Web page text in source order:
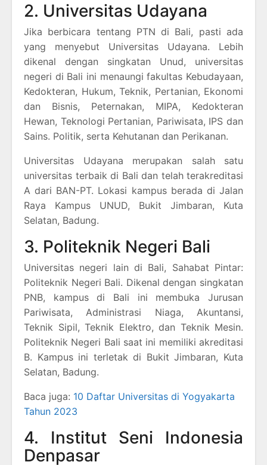
2. Universitas Udayana
Jika berbicara tentang PTN di Bali, pasti ada
yang menyebut Universitas Udayana. Lebih
dikenal dengan singkatan Unud, universitas
negeri di Bali ini menaungi fakultas Kebudayaan,
Kedokteran, Hukum, Teknik, Pertanian, Ekonomi
dan Bisnis, Peternakan, MIPA, Kedokteran
Hewan, Teknologi Pertanian, Pariwisata, IPS dan
Sains. Politik, serta Kehutanan dan Perikanan.
Universitas Udayana merupakan salah satu
universitas terbaik di Bali dan telah terakreditasi
A dari BAN-PT. Lokasi kampus berada di Jalan
Raya Kampus UNUD, Bukit Jimbaran, Kuta
Selatan, Badung.
3. Politeknik Negeri Bali
Universitas negeri lain di Bali, Sahabat Pintar:
Politeknik Negeri Bali. Dikenal dengan singkatan
PNB, kampus di Bali ini membuka Jurusan
Pariwisata, Administrasi Niaga, Akuntansi,
Teknik Sipil, Teknik Elektro, dan Teknik Mesin.
Politeknik Negeri Bali saat ini memiliki akreditasi
B. Kampus ini terletak di Bukit Jimbaran, Kuta
Selatan, Badung.
Baca juga: 10 Daftar Universitas di Yogyakarta
Tahun 2023
4. Institut Seni Indonesia
Denpasar